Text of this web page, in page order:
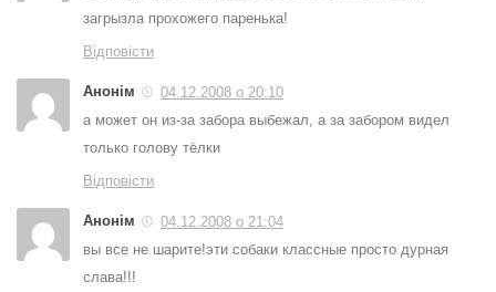
загрызла прохожего паренька!
Відповісти
Анонім
04.12.2008 о 20:10
а может он из-за забора выбежал, а за забором видел
только голову тёлки
Відповісти
Анонім
04.12.2008 о 21:04
вы все не шарите!эти собаки классные просто дурная
слава!!!